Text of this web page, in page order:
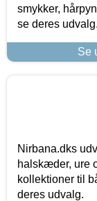
smykker,
se deres udvalg.
Se
Nirbana.dks
halskæder, ure
kollektioner til
deres udvalg.